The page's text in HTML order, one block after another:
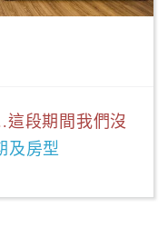
段期間我們沒
及房型